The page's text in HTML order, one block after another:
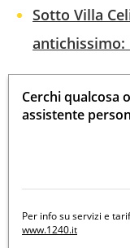
Sotto Villa
antichissimo:
Cerchi qualcosa
assistente
Per info su servizi e
www.1240.it